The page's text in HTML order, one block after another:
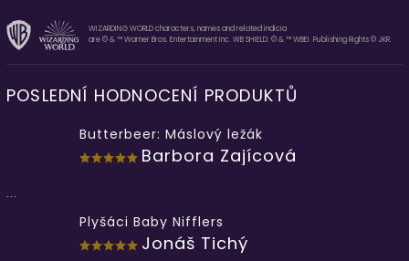
WIZARDING WORLD characters, names and related indicia
are © & ™ Warner Bros. Entertainment Inc. WB SHIELD: © & ™ WBEI. Publishing Rights © JKR.
POSLEDNÍ HODNOCENÍ PRODUKTŮ
Butterbeer: Máslový ležák
Barbora Zajícová
...
Plyšáci Baby Nifflers
Jonáš Tichý